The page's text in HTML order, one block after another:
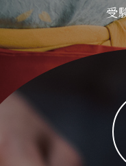
受